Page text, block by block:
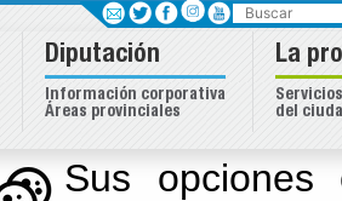
Sus
Buscar
Diputación
Información corporativa
Áreas provinciales
La
del